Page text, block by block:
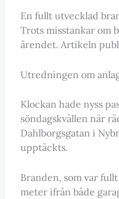
En fullt utvecklad
Trots misstankar om
ärendet. Artikeln
Utredningen om
Klockan hade nyss
söndagskvällen när
Dahlborgsgatan i
upptäckts.
Branden, som var
meter ifrån både